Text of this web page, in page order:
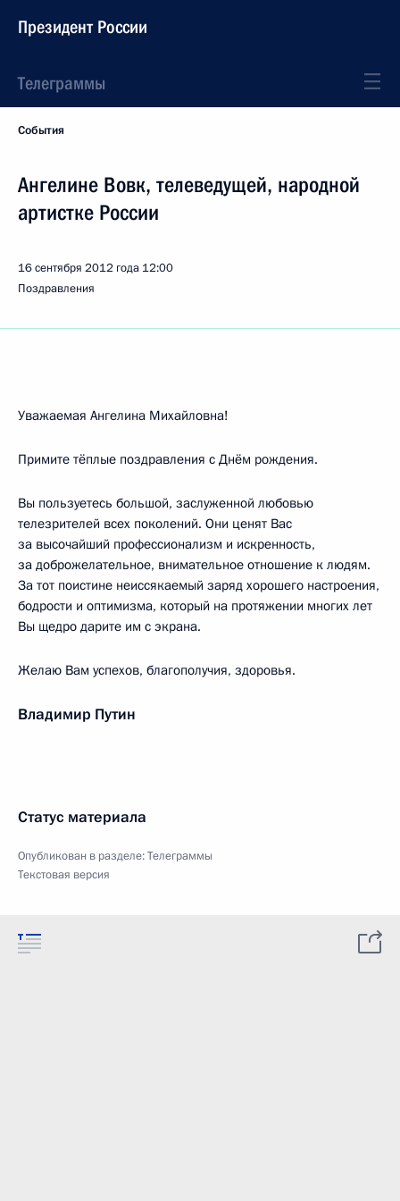
Президент России
Телеграммы
События
Ангелине Вовк, телеведущей, народной
артистке России
16 сентября 2012 года 12:00
Поздравления
Уважаемая Ангелина Михайловна!
Примите тёплые поздравления с Днём рождения.
Вы пользуетесь большой, заслуженной любовью
телезрителей всех поколений. Они ценят Вас
за высочайший профессионализм и искренность,
за доброжелательное, внимательное отношение к людям.
За тот поистине неиссякаемый заряд хорошего настроения,
бодрости и оптимизма, который на протяжении многих лет
Вы щедро дарите им с экрана.
Желаю Вам успехов, благополучия, здоровья.
Владимир Путин
Статус материала
Опубликован в разделе:Телеграммы
Текстовая версия